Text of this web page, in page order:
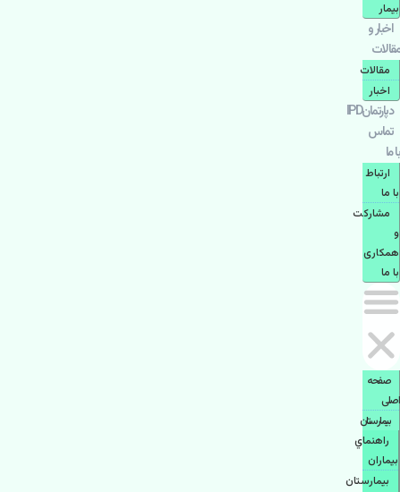
بیمار
اخبار و
مقالات
مقالات
اخبار
دپارتمانIPD
تماس
با ما
ارتباط
با ما
مشاركت
و
همكاری
با ما
صفحه
اصلی
بيمارستان
راهنماي
بیماران
بیمارستان